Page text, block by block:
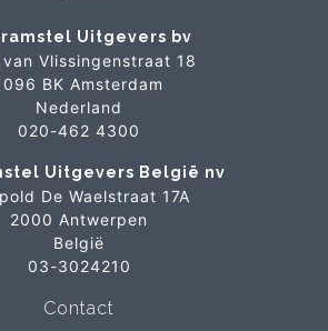
Uitgevers bv
van Vlissingenstraat 18
BK Amsterdam
Nederland
020-462 4300
Uitgevers België nv
De Waelstraat 17A
2000 Antwerpen
België
03-3024210
Contact